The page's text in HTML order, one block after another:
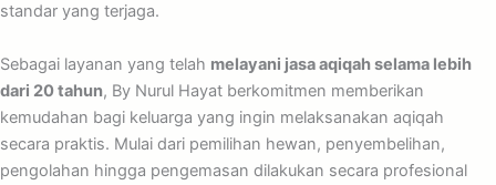
standar yang terjaga.
Sebagai layanan yang telah melayani jasa aqiqah selama lebih
dari 20 tahun, By Nurul Hayat berkomitmen memberikan
kemudahan bagi keluarga yang ingin melaksanakan aqiqah
secara praktis. Mulai dari pemilihan hewan, penyembelihan,
pengolahan hingga pengemasan dilakukan secara profesional